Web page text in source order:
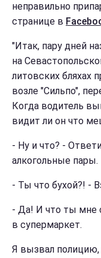
неправильно
странице в
"Итак, пару дней
на
литовских бляхах
возле "Сильпо",
Когда водитель
видит ли он что
- Ну и что? -
алкогольные пары.
- Ты что бухой?! -
- Да! И что ты мне
в супермаркет.
Я вызвал полицию,